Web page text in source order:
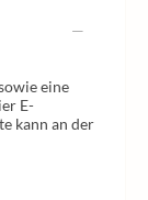
eine
E-
kann an der